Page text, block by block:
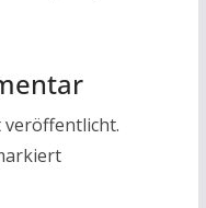
veröffentlicht.